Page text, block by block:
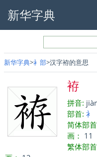
新华字典
新华字典 衤部 汉字袸的意思
袸
拼音:
部首: 衤
简体部首
画： 11
繁体部首